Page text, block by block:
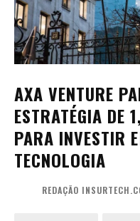
AXA VENTURE
ESTRATÉGIA DE
PARA INVESTIR
TECNOLOGIA
REDAÇÃO